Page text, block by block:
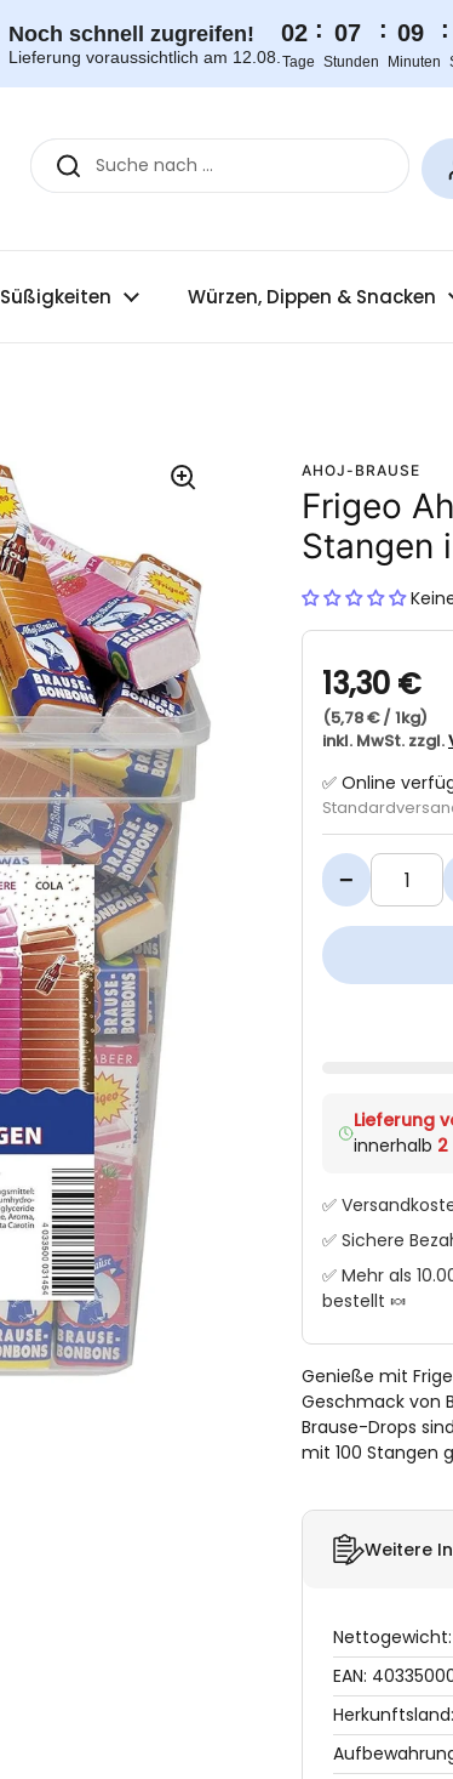
Noch schnell zugreifen!
Lieferung voraussichtlich am 12.08.
02
Tage
: 07
Stunden
: 09
Minuten
:
Süßigkeiten Würzen, Dippen & Snacken
AHOJ-BRAUSE
Frigeo
Stangen
13,30 €
(5,78 € / 1kg)
inkl. MwSt. zzgl.
✅ Online
−
Lieferung
innerhalb 2
✅
✅ Sichere
✅ Mehr als
bestellt 🍬
Genieße mit
Geschmack von
Brause-Drops
mit 100 Stangen
Weitere
EAN: